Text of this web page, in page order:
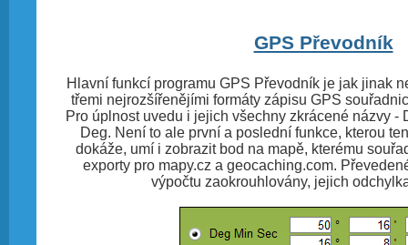
GPS Převodník
Hlavní funkcí programu GPS Převodník je jak jinak
třemi nejrozšířenějími formáty zápisu GPS
Pro úplnost uvedu i jejich všechny zkrácené názvy -
Deg. Není to ale první a poslední funkce, kterou
dokáže, umí i zobrazit bod na mapě, kterému
exporty pro mapy.cz a geocaching.com.
výpočtu zaokrouhlovány, jejich